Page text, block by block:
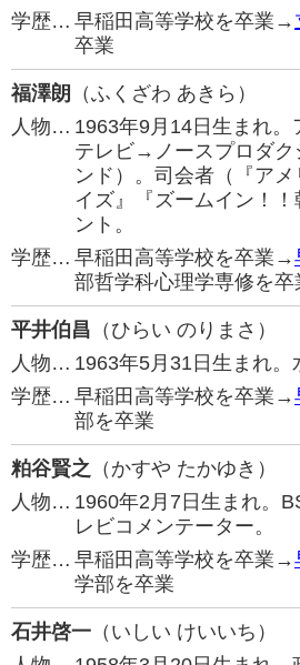
学歴… 早稲田高等学校を卒業→
卒業
福澤朗
（ふくざわ あきら）
人物… 1963年9月14日生まれ。
テレビ→ノースプロダ
ンド）。司会者（『ア
イズ』『ズームイン！
ント。
学歴… 早稲田高等学校を卒業→
部哲学科心理学専修を卒
平井伯昌 （ひらい のりまさ）
人物… 1963年5月31日生まれ。
学歴… 早稲田高等学校を卒業→
部を卒業
粕谷賢之 （かすや たかゆき）
人物… 1960年2月7日生まれ。
レビコメンテーター。
学歴… 早稲田高等学校を卒業→
学部を卒業
石井啓一 （いしい けいいち）